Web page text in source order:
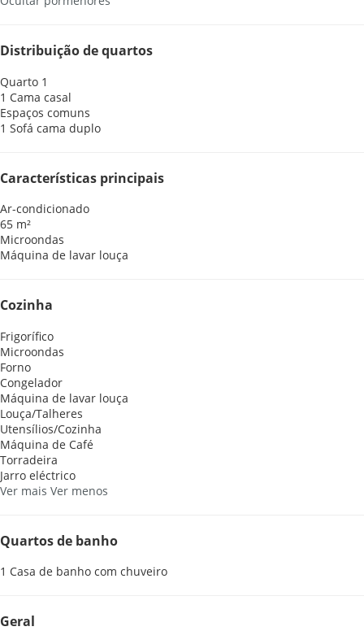
Distribuição de quartos
Quarto 1
1 Cama casal
Espaços comuns
1 Sofá cama duplo
Características principais
Ar-condicionado
65 m²
Microondas
Máquina de lavar louça
Cozinha
Frigorífico
Microondas
Forno
Congelador
Máquina de lavar louça
Louça/Talheres
Utensílios/Cozinha
Máquina de Café
Torradeira
Jarro eléctrico
Ver mais Ver menos
Quartos de banho
1 Casa de banho com chuveiro
Geral